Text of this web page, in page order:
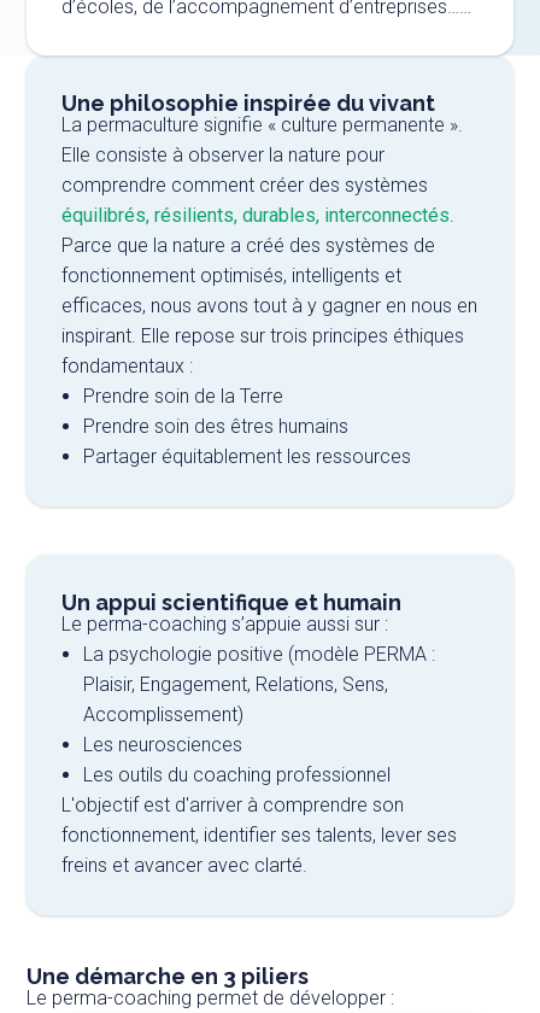
d’écoles, de l’accompagnement d’entreprises……
Une philosophie inspirée du vivant
La permaculture signifie « culture permanente ».
Elle consiste à observer la nature pour
comprendre comment créer des systèmes
équilibrés, résilients, durables, interconnectés.
Parce que la nature a créé des systèmes de
fonctionnement optimisés, intelligents et
efficaces, nous avons tout à y gagner en nous en
inspirant. Elle repose sur trois principes éthiques
fondamentaux :
Prendre soin de la Terre
Prendre soin des êtres humains
Partager équitablement les ressources
Un appui scientifique et humain
Le perma-coaching s’appuie aussi sur :
La psychologie positive (modèle PERMA :
Plaisir, Engagement, Relations, Sens,
Accomplissement)
Les neurosciences
Les outils du coaching professionnel
L'objectif est d'arriver à comprendre son
fonctionnement, identifier ses talents, lever ses
freins et avancer avec clarté.
Une démarche en 3 piliers
Le perma-coaching permet de développer :